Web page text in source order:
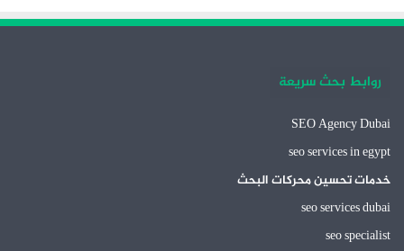
روابط بحث سريعة
SEO Agency Dubai
seo services in egypt
خدمات تحسين محركات البحث
seo services dubai
seo specialist